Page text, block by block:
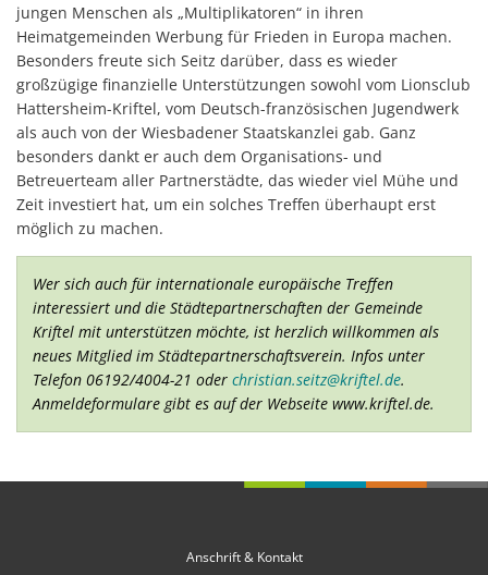
jungen Menschen als „Multiplikatoren“ in ihren
Heimatgemeinden Werbung für Frieden in Europa machen.
Besonders freute sich Seitz darüber, dass es wieder
großzügige finanzielle Unterstützungen sowohl vom Lionsclub
Hattersheim-Kriftel, vom Deutsch-französischen Jugendwerk
als auch von der Wiesbadener Staatskanzlei gab. Ganz
besonders dankt er auch dem Organisations- und
Betreuerteam aller Partnerstädte, das wieder viel Mühe und
Zeit investiert hat, um ein solches Treffen überhaupt erst
möglich zu machen.
Wer sich auch für internationale europäische Treffen
interessiert und die Städtepartnerschaften der Gemeinde
Kriftel mit unterstützen möchte, ist herzlich willkommen als
neues Mitglied im Städtepartnerschaftsverein. Infos unter
Telefon 06192/4004-21 oder christian.seitz@kriftel.de.
Anmeldeformulare gibt es auf der Webseite www.kriftel.de.
Anschrift & Kontakt